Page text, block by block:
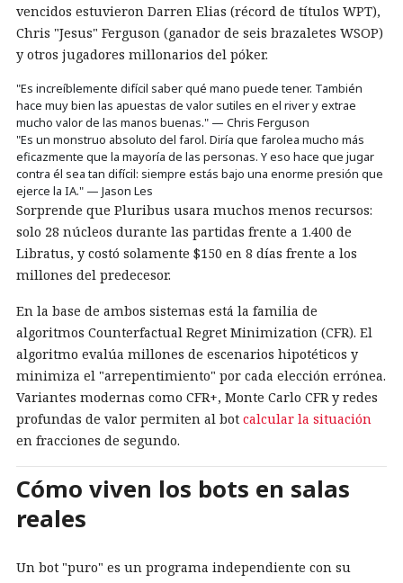
vencidos estuvieron Darren Elias (récord de títulos WPT),
Chris "Jesus" Ferguson (ganador de seis brazaletes WSOP)
y otros jugadores millonarios del póker.
"Es increíblemente difícil saber qué mano puede tener. También
hace muy bien las apuestas de valor sutiles en el river y extrae
mucho valor de las manos buenas." — Chris Ferguson
"Es un monstruo absoluto del farol. Diría que farolea mucho más
eficazmente que la mayoría de las personas. Y eso hace que jugar
contra él sea tan difícil: siempre estás bajo una enorme presión que
ejerce la IA." — Jason Les
Sorprende que Pluribus usara muchos menos recursos:
solo 28 núcleos durante las partidas frente a 1.400 de
Libratus, y costó solamente $150 en 8 días frente a los
millones del predecesor.
En la base de ambos sistemas está la familia de
algoritmos Counterfactual Regret Minimization (CFR). El
algoritmo evalúa millones de escenarios hipotéticos y
minimiza el "arrepentimiento" por cada elección errónea.
Variantes modernas como CFR+, Monte Carlo CFR y redes
profundas de valor permiten al bot calcular la situación
en fracciones de segundo.
Cómo viven los bots en salas
reales
Un bot "puro" es un programa independiente con su